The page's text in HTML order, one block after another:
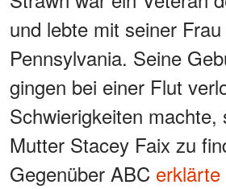
und lebte mit seiner Frau
Pennsylvania. Seine
gingen bei einer Flut
Schwierigkeiten machte,
Mutter Stacey Faix zu
Gegenüber ABC erklärte